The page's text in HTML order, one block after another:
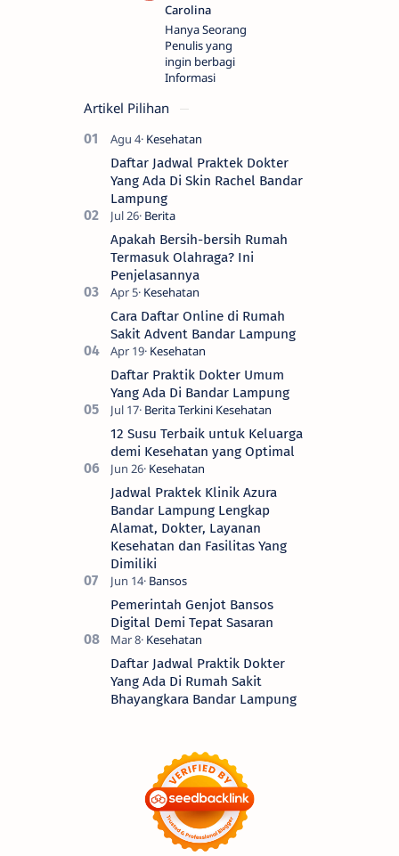
Hanya Seorang
Penulis yang
ingin berbagi
Informasi
Artikel Pilihan
Daftar Jadwal Praktek Dokter
Yang Ada Di Skin Rachel Bandar
Lampung
Apakah Bersih-bersih Rumah
Termasuk Olahraga? Ini
Penjelasannya
Cara Daftar Online di Rumah
Sakit Advent Bandar Lampung
Daftar Praktik Dokter Umum
Yang Ada Di Bandar Lampung
12 Susu Terbaik untuk Keluarga
demi Kesehatan yang Optimal
Jadwal Praktek Klinik Azura
Bandar Lampung Lengkap
Alamat, Dokter, Layanan
Kesehatan dan Fasilitas Yang
Dimiliki
Pemerintah Genjot Bansos
Digital Demi Tepat Sasaran
Daftar Jadwal Praktik Dokter
Yang Ada Di Rumah Sakit
Bhayangkara Bandar Lampung